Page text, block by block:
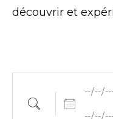
découvrir et
Rechercher une